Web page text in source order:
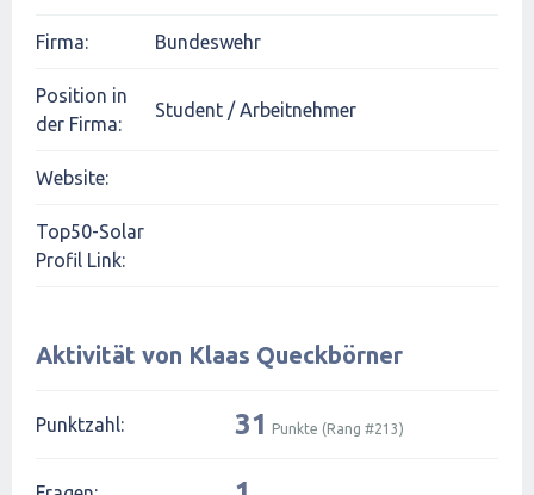
Firma: Bundeswehr
Position in
der Firma:
Student / Arbeitnehmer
Website:
Top50-Solar
Profil Link:
Aktivität von Klaas Queckbörner
Punktzahl: 31 Punkte (Rang #213)